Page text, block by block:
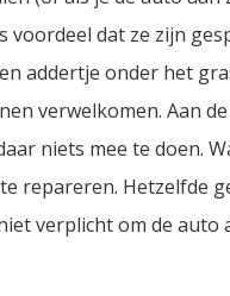
dat ze zijn
addertje onder het
verwelkomen. Aan
niets mee te doen.
repareren. Hetzelfde
verplicht om de auto